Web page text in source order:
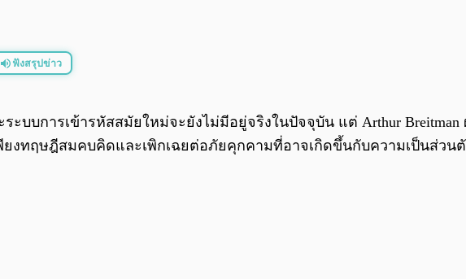
ฟังสรุปข่าว
ะบบการเข้ารหัสสมัยใหม่จะยังไม่มีอยู่จริงในปัจจุบัน แต่ Arthur
งทฤษฎีสมคบคิดและเพิกเฉยต่อภัยคุกคามที่อาจเกิดขึ้นกับความเป็นส่วนตั